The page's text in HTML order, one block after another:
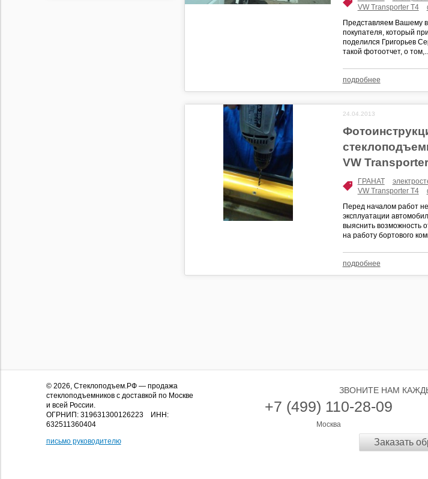
VW Transporter T4
Представляем Вашему
покупателя, который
поделился Григорьев
такой фотоотчет, о
подробнее
24.04.2013
VW
ГРАНАТ
VW Transporter T4
Перед началом работ
эксплуатации
выяснить возможность
на работу бортового
подробнее
© 2026, Стеклоподъем.РФ— продажа
стеклоподъемников с доставкой по Москве
и всей России.
ОГРНИП: 319631300126223 ИНН:
632511360404
письмо руководителю
ЗВОНИТЕ НАМ
+7 (499) 110-28-09
Москва
Заказать